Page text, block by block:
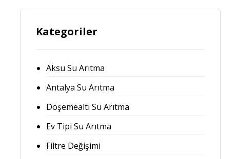
Kategoriler
Aksu Su Arıtma
Antalya Su Arıtma
Döşemealtı Su Arıtma
Ev Tipi Su Arıtma
Filtre Değişimi